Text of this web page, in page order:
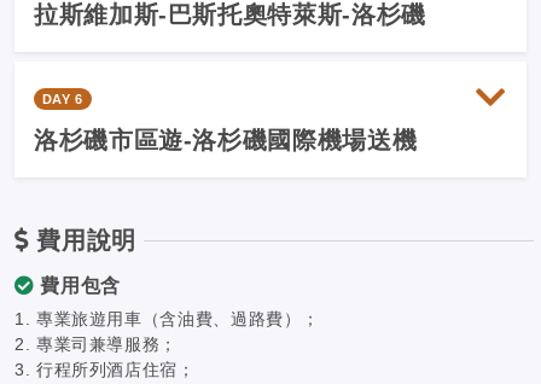
拉斯維加斯-巴斯托奧特萊斯-洛杉磯
DAY 6
洛杉磯市區遊-洛杉磯國際機場送機
費用說明
費用包含
1. 專業旅遊用車（含油費、過路費）；
2. 專業司兼導服務；
3. 行程所列酒店住宿；